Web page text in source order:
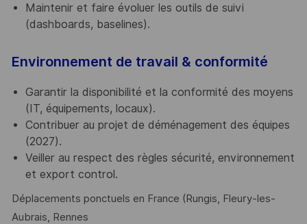
Maintenir et faire évoluer les outils de suivi
(dashboards, baselines).
Environnement de travail & conformité
Garantir la disponibilité et la conformité des moyens
(IT, équipements, locaux).
Contribuer au projet de déménagement des équipes
(2027).
Veiller au respect des règles sécurité, environnement
et export control.
Déplacements ponctuels en France (Rungis, Fleury-les-
Aubrais, Rennes